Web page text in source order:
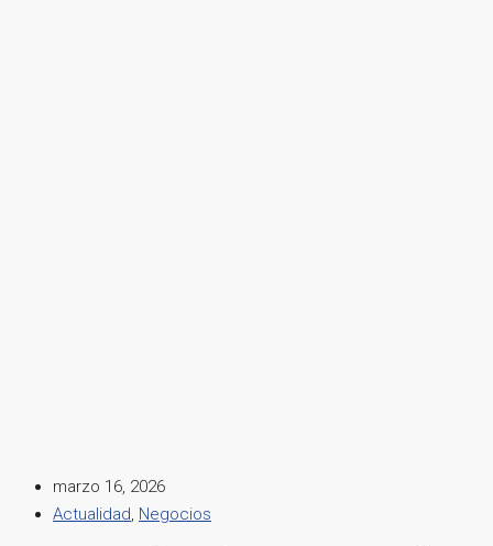
marzo 16, 2026
Actualidad, Negocios